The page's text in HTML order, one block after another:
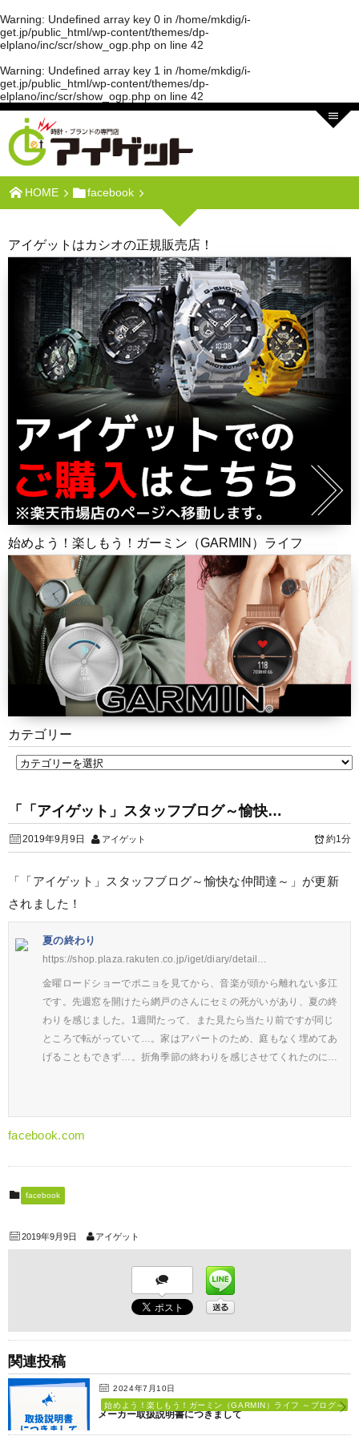
Warning: Undefined array key 0 in /home/mkdig/i-
get.jp/public_html/wp-content/themes/dp-
elplano/inc/scr/show_ogp.php on line 42
Warning: Undefined array key 1 in /home/mkdig/i-
get.jp/public_html/wp-content/themes/dp-
elplano/inc/scr/show_ogp.php on line 42
HOME facebook
アイゲットはカシオの正規販売店！
始めよう！楽しもう！ガーミン（GARMIN）ライフ
カテゴリー
「「アイゲット」スタッフブログ～愉快…
2019年9月9日 アイゲット 約1分
「「アイゲット」スタッフブログ～愉快な仲間達～」が更新
されました！
夏の終わり
https://shop.plaza.rakuten.co.jp/iget/diary/detail…
金曜ロードショーでポニョを見てから、音楽が頭から離れない多江
です。先週窓を開けたら網戸のさんにセミの死がいがあり、夏の終
わりを感じました。1週間たって、また見たら当たり前ですが同じ
ところで転がっていて…。家はアパートのため、庭もなく埋めてあ
げることもできず…。折角季節の終わりを感じさせてくれたのに…
facebook.com
facebook
2019年9月9日 アイゲット
関連投稿
2024年7月10日
始めよう！楽しもう！ガーミン（GARMIN）ライフ ～ブログ～
メーカー取扱説明書につきまして